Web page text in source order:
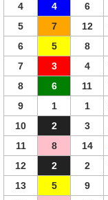
4
4 6
5
7 12
6
5 8
7
3 4
8
6 11
9
1 1
10
2 3
11
8 14
12
2 2
13
5 9